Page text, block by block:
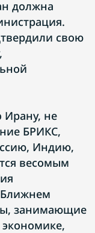
должна
свою
Ирану, не
БРИКС,
Индию,
весомым
Ближнем
занимающие